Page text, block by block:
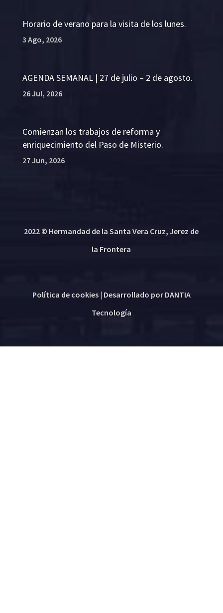
Horario de verano para la visita de los lunes.
3 Ago, 2026
AGENDA SEMANAL | 27 de julio – 2 de agosto.
26 Jul, 2026
Comienzan los trabajos de reforma y
enriquecimiento del Paso de Misterio.
27 Jun, 2026
2022 © Hermandad de la Santa Vera Cruz, Jerez de
la Frontera
Política de cookies| Desarrollado por DANTIA
Tecnología